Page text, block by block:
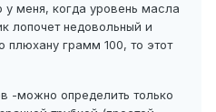
меня, когда уровень масла
лопочет недовольный и
плюхану грамм 100, то этот
-можно определить только